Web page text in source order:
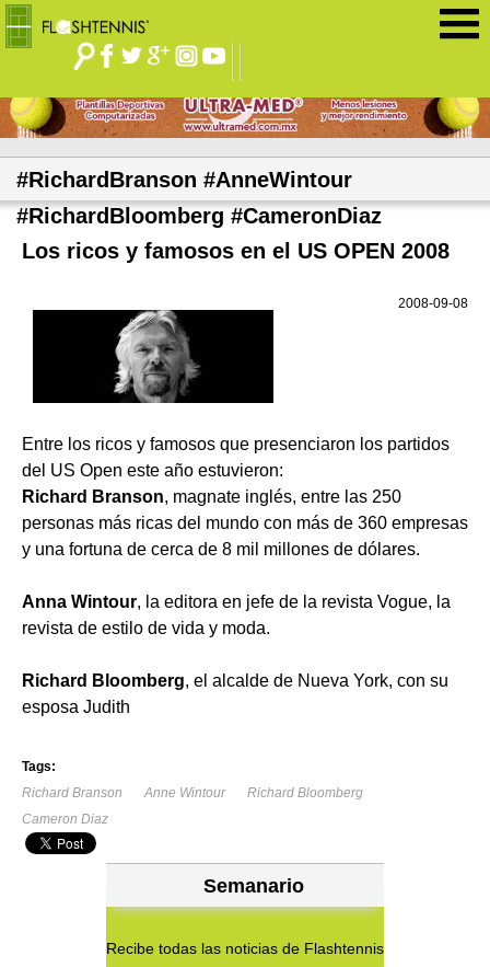
#RichardBranson #AnneWintour
#RichardBloomberg #CameronDiaz
Los ricos y famosos en el US OPEN 2008
2008-09-08
Entre los ricos y famosos que presenciaron los partidos
del US Open este año estuvieron:
Richard Branson, magnate inglés, entre las 250
personas más ricas del mundo con más de 360 empresas
y una fortuna de cerca de 8 mil millones de dólares.
Anna Wintour, la editora en jefe de la revista Vogue, la
revista de estilo de vida y moda.
Richard Bloomberg, el alcalde de Nueva York, con su
esposa Judith
Tags:
Richard Branson
Anne Wintour
Richard Bloomberg
Cameron Diaz
Semanario
Recibe todas las noticias de Flashtennis